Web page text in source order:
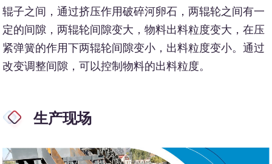
辊子之间，通过挤压作用破碎河卵石，两辊轮之间有一
定的间隙，两辊轮间隙变大，物料出料粒度变大，在压
紧弹簧的作用下两辊轮间隙变小，出料粒度变小。通过
改变调整间隙，可以控制物料的出料粒度。
生产现场